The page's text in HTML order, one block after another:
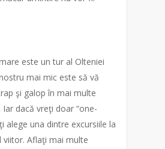
este un tur al Olteniei
mai mic este să vă
şi galop în mai multe
dacă vreţi doar “one-
alege una dintre excursiile la
viitor. Aflaţi mai multe